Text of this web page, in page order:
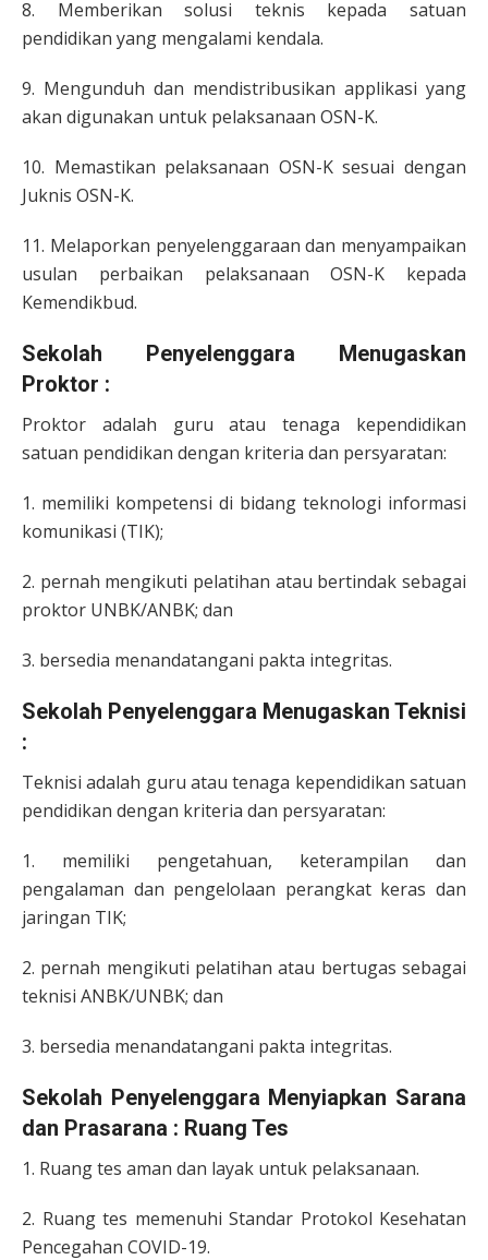
8. Memberikan solusi teknis kepada satuan
pendidikan yang mengalami kendala.
9. Mengunduh dan mendistribusikan applikasi yang
akan digunakan untuk pelaksanaan OSN-K.
10. Memastikan pelaksanaan OSN-K sesuai dengan
Juknis OSN-K.
11. Melaporkan penyelenggaraan dan menyampaikan
usulan perbaikan pelaksanaan OSN-K kepada
Kemendikbud.
Sekolah Penyelenggara Menugaskan
Proktor :
Proktor adalah guru atau tenaga kependidikan
satuan pendidikan dengan kriteria dan persyaratan:
1. memiliki kompetensi di bidang teknologi informasi
komunikasi (TIK);
2. pernah mengikuti pelatihan atau bertindak sebagai
proktor UNBK/ANBK; dan
3. bersedia menandatangani pakta integritas.
Sekolah Penyelenggara Menugaskan Teknisi
:
Teknisi adalah guru atau tenaga kependidikan satuan
pendidikan dengan kriteria dan persyaratan:
1. memiliki pengetahuan, keterampilan dan
pengalaman dan pengelolaan perangkat keras dan
jaringan TIK;
2. pernah mengikuti pelatihan atau bertugas sebagai
teknisi ANBK/UNBK; dan
3. bersedia menandatangani pakta integritas.
Sekolah Penyelenggara Menyiapkan Sarana
dan Prasarana : Ruang Tes
1. Ruang tes aman dan layak untuk pelaksanaan.
2. Ruang tes memenuhi Standar Protokol Kesehatan
Pencegahan COVID-19.